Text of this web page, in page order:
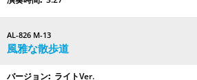
AL-826 M-13
風雅な散歩道
ライトVer.